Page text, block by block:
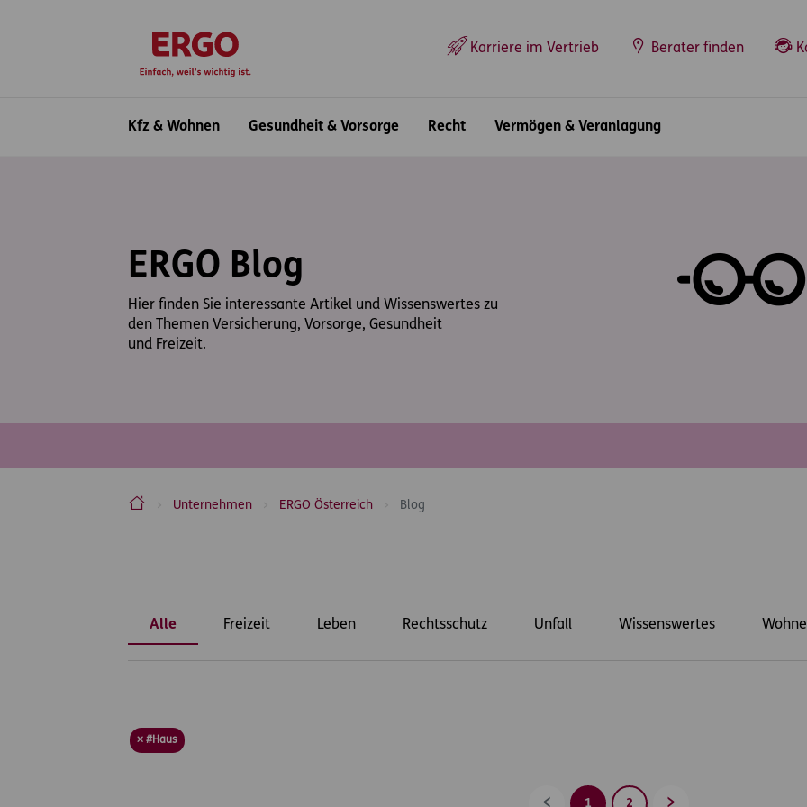
Karriere im Vertrieb Berater finden
Kfz & Wohnen
Gesundheit & Vorsorge Recht Vermögen & Veranlagung
ERGO Blog
Hier finden Sie interessante Artikel und Wissenswertes zu
den Themen Versicherung, Vorsorge, Gesundheit
und Freizeit.
ERGO Versicherung Aktiengesellschaft
Unternehmen ERGO Österreich Blog
Alle Freizeit Leben Rechtsschutz Unfall Wissenswertes
× #Haus
1 2